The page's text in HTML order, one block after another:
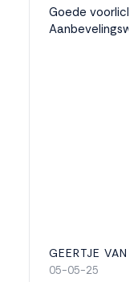
Goede
GEERTJE VAN
05-05-25